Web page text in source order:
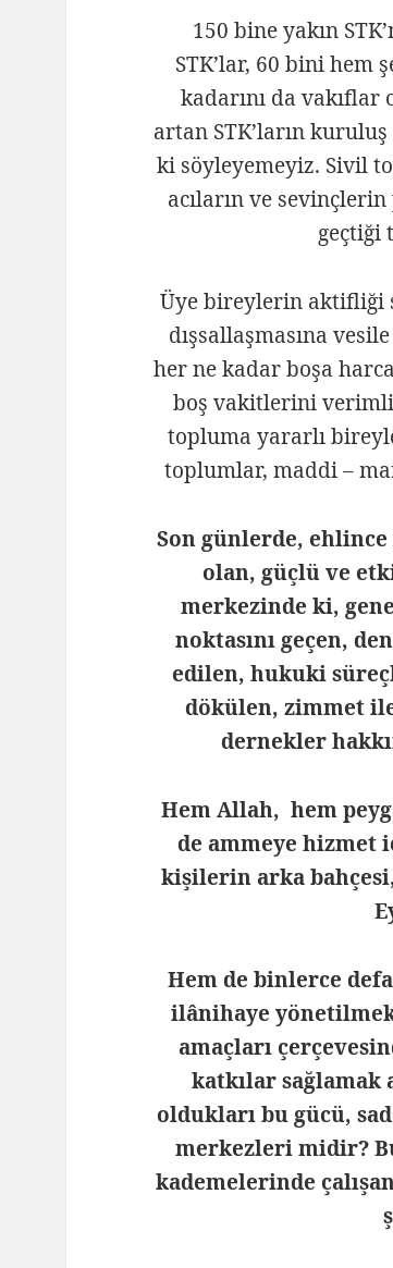
150 bine yakın
STK’lar, 60 bini hem
kadarını da vakıflar
artan STK’ların
ki söyleyemeyiz. Sivil
acıların ve
geçtiği
Üye bireylerin aktifliği
dışsallaşmasına
her ne kadar boşa
boş vakitlerini
topluma yararlı
toplumlar, maddi –
Son günlerde,
olan, güçlü ve
merkezinde ki,
noktasını geçen,
edilen, hukuki
dökülen, zimmet
dernekler
Hem Allah, hem
de ammeye hizmet
kişilerin arka
Hem de binlerce
ilânihaye
amaçları
katkılar sağlamak
oldukları bu gücü,
merkezleri midir?
kademelerinde